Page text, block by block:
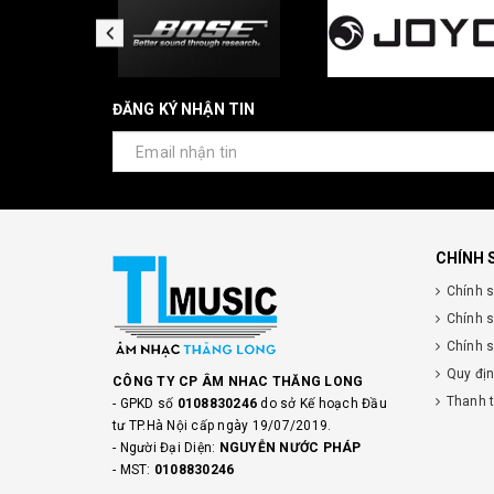
ĐĂNG KÝ NHẬN TIN
CÔNG TY CP ÂM NHAC THĂNG LONG
- GPKD số 0108830246do sở Kế hoạch Đầu
tư TP.Hà Nội cấp ngày 19/07/2019.
- Người Đại Diện: NGUYỄN NƯỚC PHÁP
- MST: 0108830246
CHÍNH
Chính
Chính
Chính
Quy
Thanh